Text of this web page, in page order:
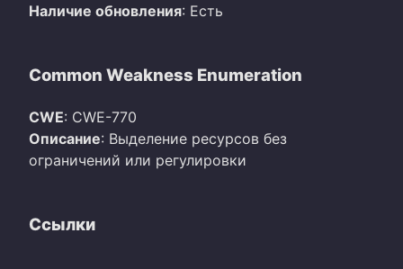
Наличие обновления: Есть
Common Weakness Enumeration
CWE: CWE-770
Описание: Выделение ресурсов без
ограничений или регулировки
Ссылки